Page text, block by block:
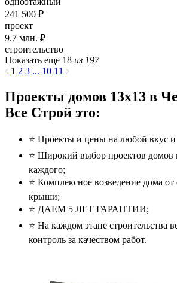
241 500 ₽
проект
9.7 млн. ₽
строительство
Показать еще 18 из 197
1 2 3 ... 10 11
Проекты домов 13x13 в
Все Строй это:
⭐️ Проекты и цены на любой вкус
⭐️ Широкий выбор проектов домов
каждого;
⭐️ Комплексное возведение дома
крыши;
⭐️ ДАЕМ 5 ЛЕТ ГАРАНТИИ;
⭐️ На каждом этапе строительства
контроль за качеством работ.